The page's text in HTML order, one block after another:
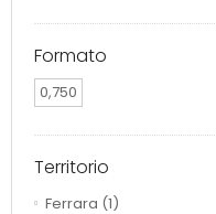
Formato
0,750
Territorio
Ferrara (1)